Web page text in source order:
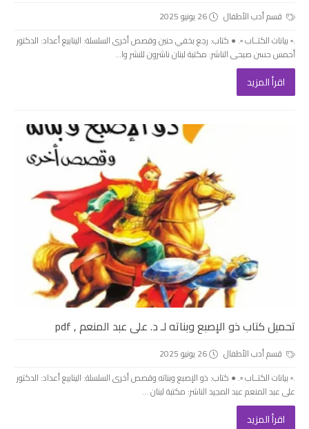
قسم أدب الأطفال
26 يونيو 2025
.▫️ بيانات الكتــاب ▫️. ● كتاب: رجع بخفي حنين وقصص أخرى السلسلة: الينابيع أعداد: الدكتور
أحمس حسن صبحى الناشر: مكتبة لبنان ناشرون للنشر وا...
اقرأ المزيد
تحميل كتاب ذو الإصبع وبناته لـ د. على عبد المنعم , pdf
قسم أدب الأطفال
26 يونيو 2025
.▫️ بيانات الكتــاب ▫️. ● كتاب: ذو الإصبع وبناته وقصص أخرى السلسلة: الينابيع أعداد: الدكتور
على عبد المنعم عبد المجيد الناشر: مكتبة لبنان ...
اقرأ المزيد